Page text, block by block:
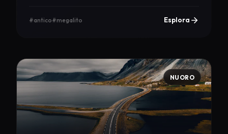
#antico#megalito Esplora
NUORO